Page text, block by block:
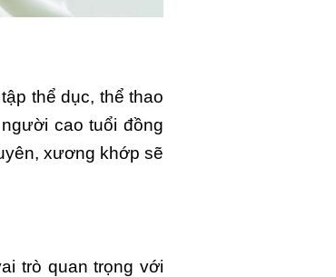
thể dục, thể thao
cao tuổi đồng
xương khớp sẽ
trò quan trọng với